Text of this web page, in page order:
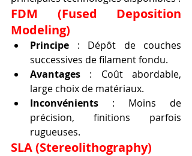
FDM (Fused Deposition
Modeling)
Principe : Dépôt de couches
successives de filament fondu.
Avantages : Coût abordable,
large choix de matériaux.
Inconvénients : Moins de
précision, finitions parfois
rugueuses.
SLA (Stereolithography)